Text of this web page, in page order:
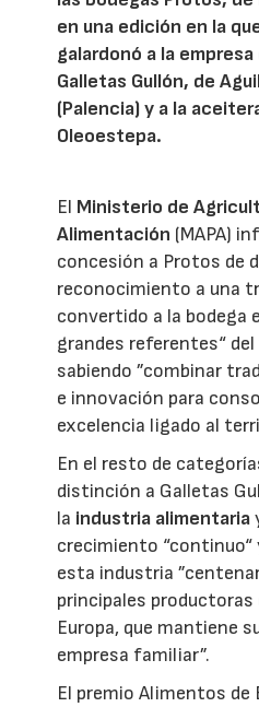
en una edición en la
galardonó a la
Galletas Gullón, de
(Palencia) y a la
Oleoestepa.
El Ministerio de
Alimentación (MAPA)
concesión a Protos de
reconocimiento a una
convertido a la bodega
grandes referentes“
sabiendo ”combinar
e innovación para
excelencia ligado al
En el resto de
distinción a Galletas
la industria alimentaria
crecimiento “continuo“
esta industria
principales productoras
Europa, que mantiene
empresa familiar”.
El premio Alimentos de